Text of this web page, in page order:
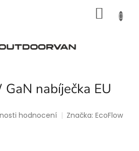
nabíječka EU
hodnocení Značka:EcoFlow